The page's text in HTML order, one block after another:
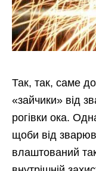
Так, так, саме до
«зайчики» від
рогівки ока.
щоби від
влаштований